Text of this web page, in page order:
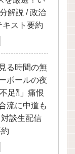
解説 / 政治
キスト要約
る時間の無
ボールの夜
足⁈」痛恨
流に中道も
談生配信